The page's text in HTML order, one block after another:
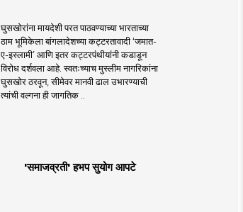
घुसखोरांना मायदेशी परत पाठवण्याच्या भारताच्या
ठाम भूमिकेला बांगलादेशच्या कट्टरतावादी ‘जमात-
ए-इस्लामी’ आणि इतर कट्टरपंथीयांनी कडाडून
विरोध दर्शवला आहे. स्वतःच्याच मुस्लीम नागरिकांना
घुसखोर ठरवून, सीमेवर मानवी ढाल उभारण्याची
त्यांची वल्गना ही जागतिक ..
'समाजव्रती' हभप सुयोग आपटे